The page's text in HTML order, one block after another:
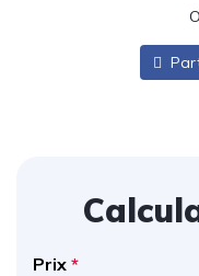
Prix *